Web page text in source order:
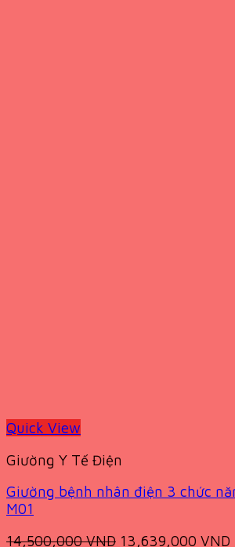
Quick View
Giường Y Tế Điện
Giường bệnh nhân điện 3 chức
M01
14,500,000VND Original
13,639,000 VND